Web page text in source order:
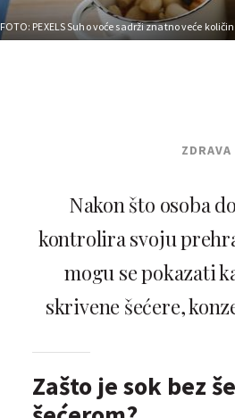
FOTO: PEXELSSuho voće sadrži znatno veće
Nakon što osoba
kontrolira svoju
mogu se pokazati
skrivene šećere,
Zašto je sok bez